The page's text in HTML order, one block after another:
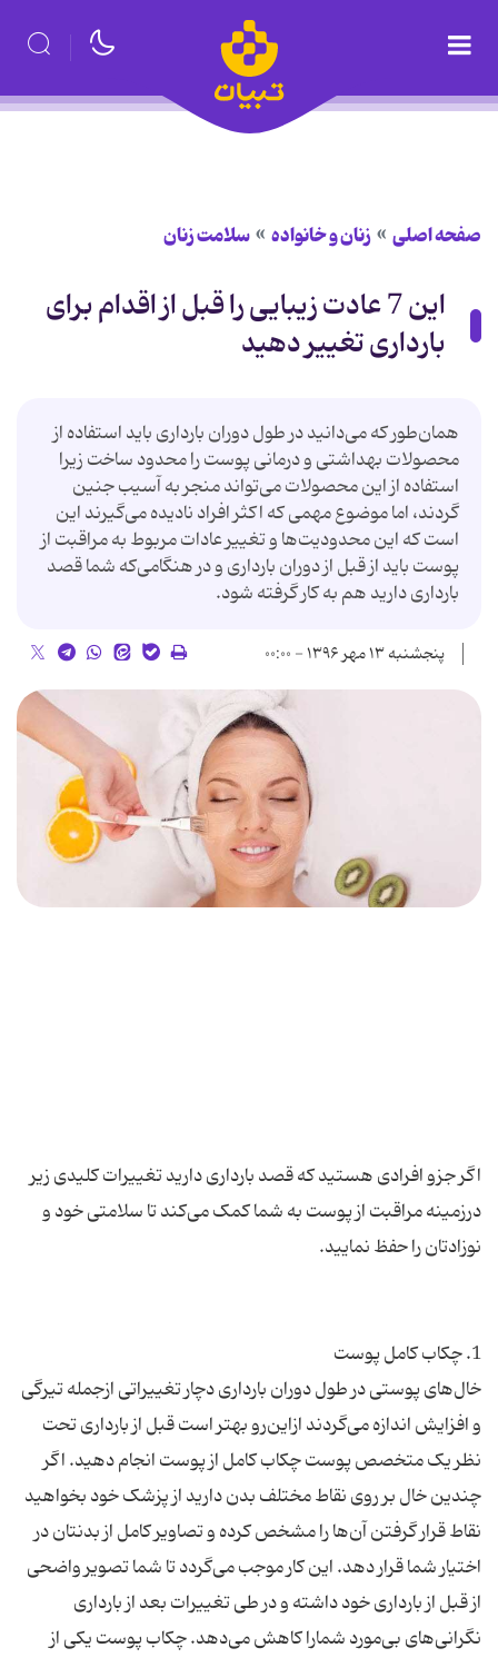
صفحه اصلی زنان و خانواده سلامت زنان
این 7 عادت زیبایی را قبل از اقدام برای
بارداری تغییر دهید
همان‌طور که می‌دانید در طول دوران بارداری باید استفاده از
محصولات بهداشتی و درمانی پوست را محدود ساخت زیرا
استفاده از این محصولات می‌تواند منجر به آسیب‌ جنین
گردند، اما موضوع مهمی که اکثر افراد نادیده می‌گیرند این
است که این محدودیت‌ها و تغییر عادات مربوط به مراقبت از
پوست باید از قبل از دوران بارداری و در هنگامی‌که شما قصد
بارداری دارید هم به کار گرفته شود.
پنجشنبه ۱۳ مهر ۱۳۹۶ - ۰۰:۰۰
اگر جزو افرادی هستید که قصد بارداری دارید تغییرات کلیدی زیر
درزمینه مراقبت از پوست به شما کمک می‌کند تا سلامتی خود و
خال‌های پوستی در طول دوران بارداری دچار تغییراتی ازجمله تیرگی
و افزایش اندازه می‌گردند ازاین‌رو بهتر است قبل از بارداری تحت
نظر یک متخصص پوست چکاب کامل از پوست انجام دهید. اگر
چندین خال بر روی نقاط مختلف بدن دارید از پزشک خود بخواهید
نقاط قرار گرفتن آن‌ها را مشخص کرده و تصاویر کامل از بدنتان در
اختیار شما قرار دهد. این کار موجب می‌گردد تا شما تصویر واضحی
از قبل از بارداری خود داشته و در طی تغییرات بعد از بارداری
نگرانی‌های بی‌مورد شمارا کاهش می‌دهد. چکاب پوست یکی از